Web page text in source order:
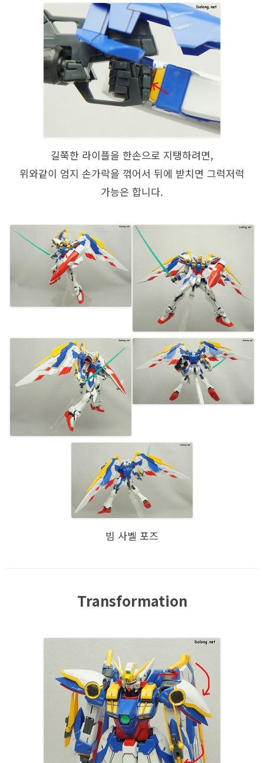
길쭉한 라이플을 한손으로 지탱하려면,
위와같이 엄지 손가락을 꺾어서 뒤에 받치면 그럭저럭
가능은 합니다.
빔 사벨 포즈
Transformation